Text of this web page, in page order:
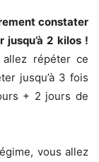
constater
2 kilos !
répéter ce
jusqu’à 3 fois
+ 2 jours de
vous allez